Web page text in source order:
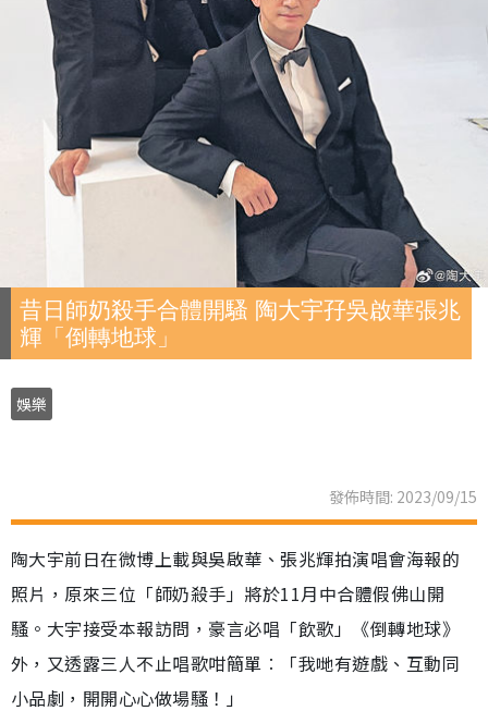
昔日師奶殺手合體開騷 陶大宇孖吳啟華張兆
輝「倒轉地球」
娛樂
發佈時間: 2023/09/15
陶大宇前日在微博上載與吳啟華、張兆輝拍演唱會海報的
照片，原來三位「師奶殺手」將於11月中合體假佛山開
騷。大宇接受本報訪問，豪言必唱「飲歌」《倒轉地球》
外，又透露三人不止唱歌咁簡單︰「我哋有遊戲、互動同
小品劇，開開心心做場騷！」